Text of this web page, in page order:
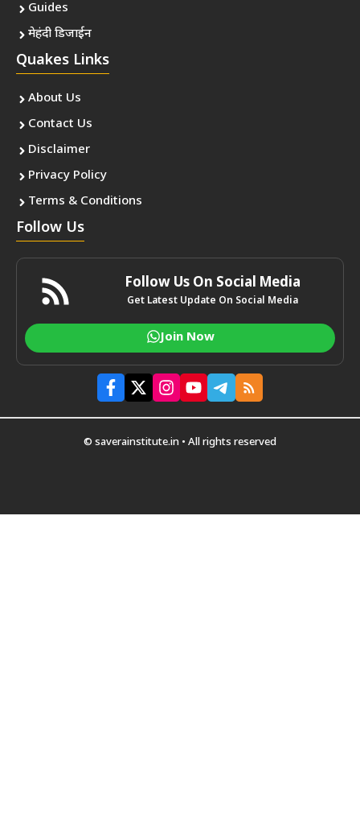
Guides
मेहंदी डिजाईन
Quakes Links
About Us
Contact Us
Disclaimer
Privacy Policy
Terms & Conditions
Follow Us
Follow Us On Social Media
Get Latest Update On Social Media
Join Now
© saverainstitute.in • All rights reserved